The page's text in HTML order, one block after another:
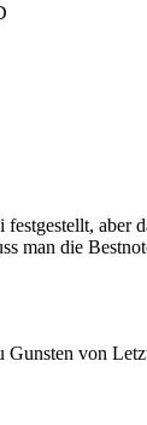
man die
Gunsten von